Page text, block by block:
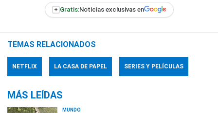
+ Gratis:Noticias exclusivas en
TEMAS RELACIONADOS
NETFLIX LA CASA DE PAPEL SERIES Y PELÍCULAS
MÁS LEÍDAS
MUNDO